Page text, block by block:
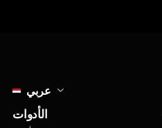
عربي
الأدوات